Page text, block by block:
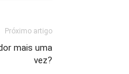
Próximo artigo
mais uma
vez?